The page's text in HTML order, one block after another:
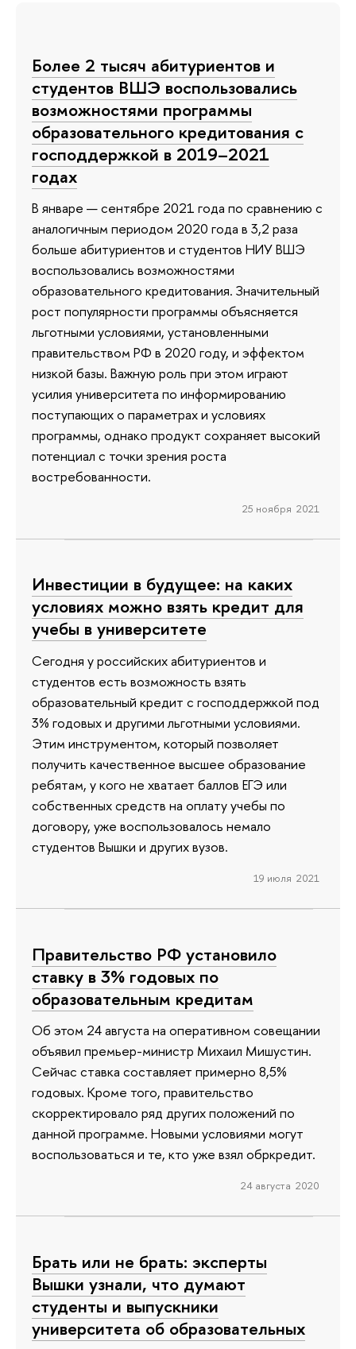
Более 2 тысяч абитуриентов и
студентов ВШЭ воспользовались
возможностями программы
образовательного кредитования с
господдержкой в 2019–2021
годах
В январе — сентябре 2021 года по сравнению с
аналогичным периодом 2020 года в 3,2 раза
больше абитуриентов и студентов НИУ ВШЭ
воспользовались возможностями
образовательного кредитования. Значительный
рост популярности программы объясняется
льготными условиями, установленными
правительством РФ в 2020 году, и эффектом
низкой базы. Важную роль при этом играют
усилия университета по информированию
поступающих о параметрах и условиях
программы, однако продукт сохраняет высокий
потенциал с точки зрения роста
востребованности.
25 ноября 2021
Инвестиции в будущее: на каких
условиях можно взять кредит для
учебы в университете
Сегодня у российских абитуриентов и
студентов есть возможность взять
образовательный кредит с господдержкой под
3% годовых и другими льготными условиями.
Этим инструментом, который позволяет
получить качественное высшее образование
ребятам, у кого не хватает баллов ЕГЭ или
собственных средств на оплату учебы по
договору, уже воспользовалось немало
студентов Вышки и других вузов.
19 июля 2021
Правительство РФ установило
ставку в 3% годовых по
образовательным кредитам
Об этом 24 августа на оперативном совещании
объявил премьер-министр Михаил Мишустин.
Сейчас ставка составляет примерно 8,5%
годовых. Кроме того, правительство
скорректировало ряд других положений по
данной программе. Новыми условиями могут
воспользоваться и те, кто уже взял обркредит.
24 августа 2020
Брать или не брать: эксперты
Вышки узнали, что думают
студенты и выпускники
университета об образовательных